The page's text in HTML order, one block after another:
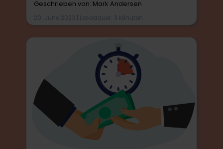
Geschrieben von: Mark Andersen
20. June 2023 | Lesedauer: 3 Minuten